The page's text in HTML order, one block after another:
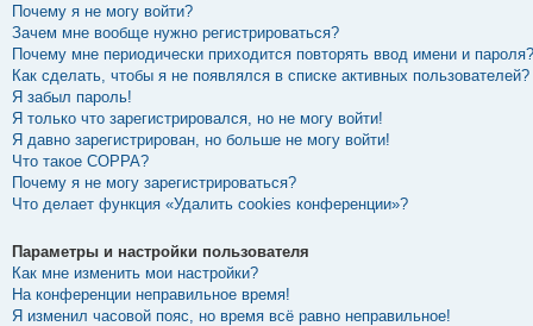
Почему я не могу войти?
Зачем мне вообще нужно регистрироваться?
Почему мне периодически приходится повторять ввод имени и пароля?
Как сделать, чтобы я не появлялся в списке активных пользователей?
Я забыл пароль!
Я только что зарегистрировался, но не могу войти!
Я давно зарегистрирован, но больше не могу войти!
Что такое COPPA?
Почему я не могу зарегистрироваться?
Что делает функция «Удалить cookies конференции»?
Параметры и настройки пользователя
Как мне изменить мои настройки?
На конференции неправильное время!
Я изменил часовой пояс, но время всё равно неправильное!